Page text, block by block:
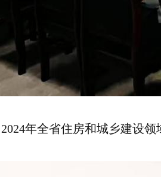
年全省住房和城乡建设